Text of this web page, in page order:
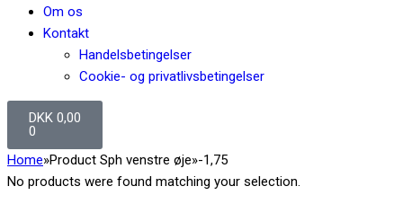
Om os
Kontakt
Handelsbetingelser
Cookie- og privatlivsbetingelser
DKK 0,00
0
Home»Product Sph venstre øje»-1,75
No products were found matching your selection.